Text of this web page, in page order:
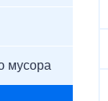
мусора